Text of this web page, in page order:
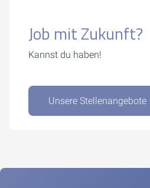
Job mit Zukunft?
Kannst du haben!
Unsere Stellenangebote